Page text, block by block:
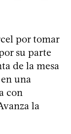
por tomar
su parte
de la mesa
una
con
la